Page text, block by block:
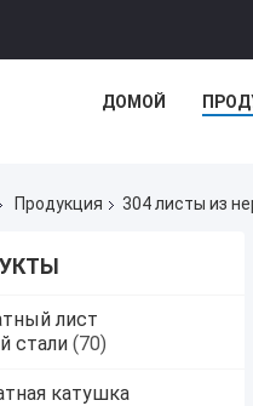
ДОМОЙ
Продукция 304 листы из
лист
стали (70)
катушка